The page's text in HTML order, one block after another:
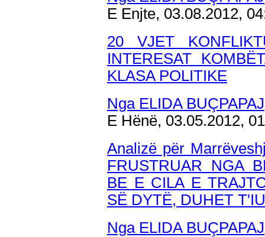
E Enjte, 03.08.2012,
20 VJET
INTERESAT
KLASA POLITIKE
Nga ELIDA BUÇPAPAJ
E Hënë, 03.05.2012,
Analizë për
FRUSTRUAR NGA
BE E CILA E
SË DYTË, DUHET
Nga ELIDA BUÇPAPAJ